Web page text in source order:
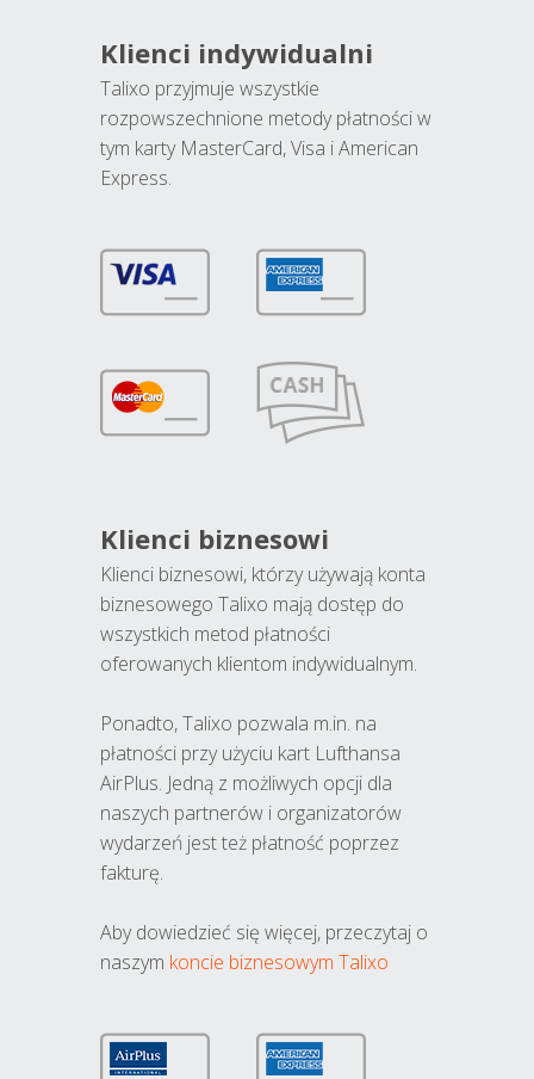
Klienci indywidualni
Talixo przyjmuje wszystkie
rozpowszechnione metody płatności w
tym karty MasterCard, Visa i American
Express.
Klienci biznesowi
Klienci biznesowi, którzy używają konta
biznesowego Talixo mają dostęp do
wszystkich metod płatności
oferowanych klientom indywidualnym.
Ponadto, Talixo pozwala m.in. na
płatności przy użyciu kart Lufthansa
AirPlus. Jedną z możliwych opcji dla
naszych partnerów i organizatorów
wydarzeń jest też płatność poprzez
fakturę.
Aby dowiedzieć się więcej, przeczytaj o
naszym koncie biznesowym Talixo